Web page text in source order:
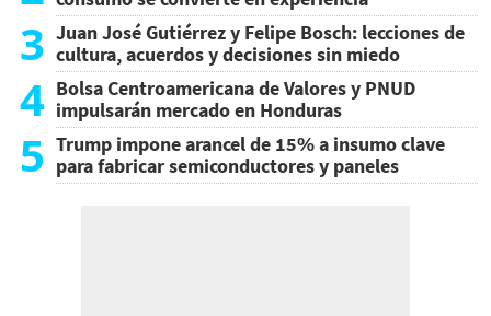
3 Juan José Gutiérrez y Felipe Bosch: lecciones de
cultura, acuerdos y decisiones sin miedo
4 Bolsa Centroamericana de Valores y PNUD
impulsarán mercado en Honduras
5 Trump impone arancel de 15% a insumo clave
para fabricar semiconductores y paneles